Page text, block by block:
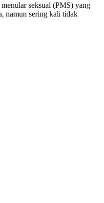
seksual (PMS) yang
namun sering kali tidak